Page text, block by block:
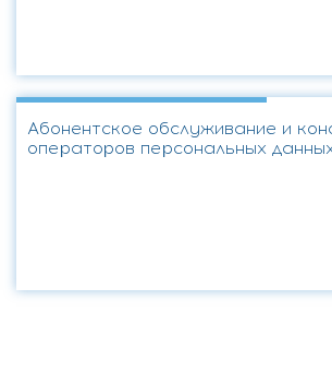
Абонентское обслуживание и
операторов персональных